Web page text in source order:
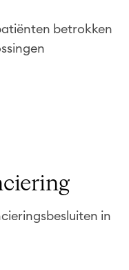
betrokken
in